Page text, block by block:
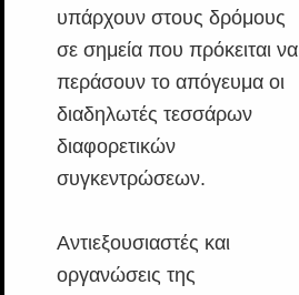
υπάρχουν στους δρόμους
σε σημεία που πρόκειται να
περάσουν το απόγευμα οι
διαδηλωτές τεσσάρων
διαφορετικών
συγκεντρώσεων.
Αντιεξουσιαστές και
οργανώσεις της